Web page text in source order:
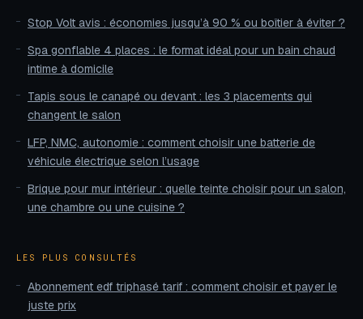
Stop Volt avis : économies jusqu’à 90 % ou boîtier à éviter ?
Spa gonflable 4 places : le format idéal pour un bain chaud
intime à domicile
Tapis sous le canapé ou devant : les 3 placements qui
changent le salon
LFP, NMC, autonomie : comment choisir une batterie de
véhicule électrique selon l’usage
Brique pour mur intérieur : quelle teinte choisir pour un salon,
une chambre ou une cuisine ?
LES PLUS CONSULTÉS
Abonnement edf triphasé tarif : comment choisir et payer le
juste prix